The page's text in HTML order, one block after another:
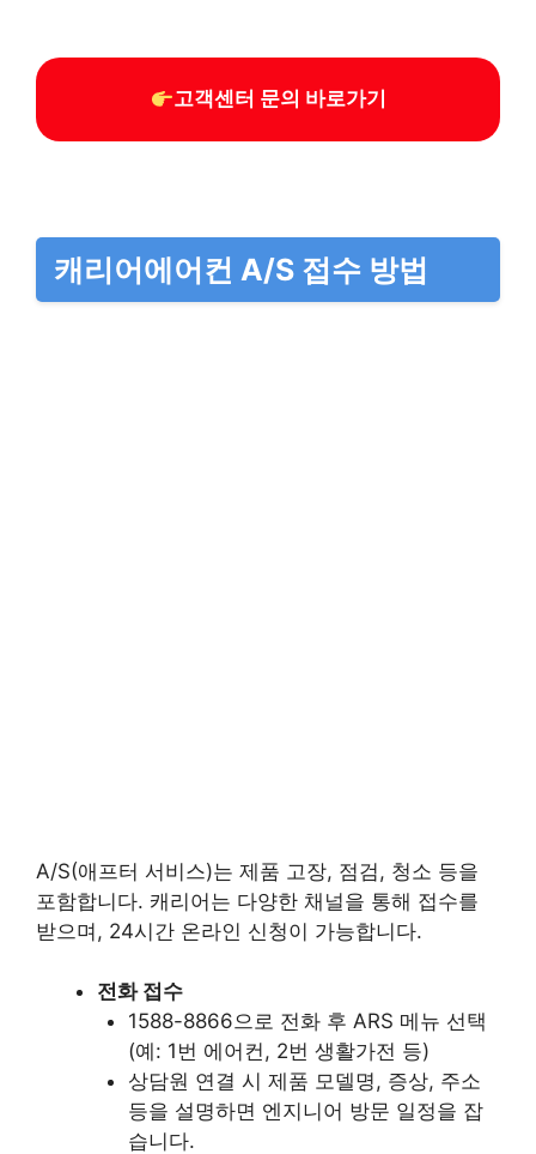
고객센터 문의 바로가기
캐리어에어컨 A/S 접수 방법
A/S(애프터 서비스)는 제품 고장, 점검, 청소 등을
포함합니다. 캐리어는 다양한 채널을 통해 접수를
받으며, 24시간 온라인 신청이 가능합니다.
전화 접수
1588-8866으로 전화 후 ARS 메뉴 선택
(예: 1번 에어컨, 2번 생활가전 등)
상담원 연결 시 제품 모델명, 증상, 주소
등을 설명하면 엔지니어 방문 일정을 잡
습니다.